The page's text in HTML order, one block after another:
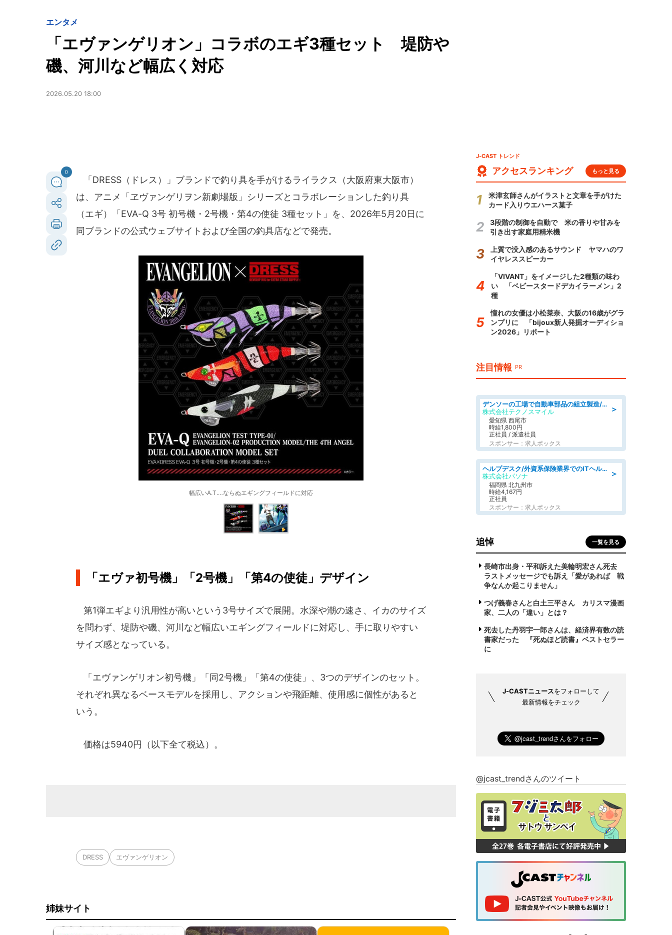
エンタメ
「エヴァンゲリオン」コラボのエギ3種セット 堤防や
磯、河川など幅広く対応
2026.05.20 18:00
0
「DRESS（ドレス）」ブランドで釣り具を手がけるライラクス（大阪府東大阪市）
は、アニメ「ヱヴァンゲリヲン新劇場版」シリーズとコラボレーションした釣り具
（エギ）「EVA-Q 3号 初号機・2号機・第4の使徒 3種セット」を、2026年5月20日に
同ブランドの公式ウェブサイトおよび全国の釣具店などで発売。
幅広いA.T.…ならぬエギングフィールドに対応
「エヴァ初号機」「2号機」「第4の使徒」デザイン
第1弾エギより汎用性が高いという3号サイズで展開。水深や潮の速さ、イカのサイズ
を問わず、堤防や磯、河川など幅広いエギングフィールドに対応し、手に取りやすい
サイズ感となっている。
「エヴァンゲリオン初号機」「同2号機」「第4の使徒」、3つのデザインのセット。
それぞれ異なるベースモデルを採用し、アクションや飛距離、使用感に個性があると
いう。
価格は5940円（以下全て税込）。
DRESS エヴァンゲリオン
姉妹サイト
J-CAST トレンド
アクセスランキング もっと見る
米津玄師さんがイラストと文章を手がけた
カード入りウエハース菓子
3段階の制御を自動で 米の香りや甘みを
引き出す家庭用精米機
上質で没入感のあるサウンド ヤマハのワ
イヤレススピーカー
「VIVANT」をイメージした2種類の味わ
い 「ベビースタードデカイラーメン」2
種
憧れの女優は小松菜奈、大阪の16歳がグラ
ンプリに 「bijoux新人発掘オーディショ
ン2026」リポート
注目情報 PR
＞
デンソーの工場で自動車部品の組立製造/denso aichi
株式会社テクノスマイル
愛知県 西尾市
時給1,800円
正社員 / 派遣社員
スポンサー：求人ボックス
＞
ヘルプデスク/外資系保険業界でのITヘルプデスク業務/駅近/即日勤務可/ヘルプデスク
株式会社パソナ
福岡県 北九州市
時給4,167円
正社員
スポンサー：求人ボックス
追悼 一覧を見る
長崎市出身・平和訴えた美輪明宏さん死去
ラストメッセージでも訴え「愛があれば 戦
争なんか起こりません」
つげ義春さんと白土三平さん カリスマ漫画
家、二人の「違い」とは？
死去した丹羽宇一郎さんは、経済界有数の読
書家だった 『死ぬほど読書』ベストセラー
に
J-CASTニュースをフォローして
最新情報をチェック
@jcast_trendさんのツイート